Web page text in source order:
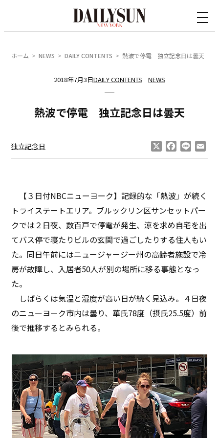
ホーム NEWS DAILY CONTENTS 熱波で停電 独立記念日は曇天
2018年7月3日DAILY CONTENTS NEWS
熱波で停電 独立記念日は曇天
独立記念日 Facebook
Line
【３日付NBCニューヨーク】記録的な「熱波」が続く
トライステートエリア。ブルックリン区サンセットパー
クでは２日夜、数百戸で停電が発生、涼を求め自宅を出
てバス停で寝たりビルの玄関で過ごしたりする住人もい
た。同日午前にはニュージャージー州の高齢者施設で冷
房が故障し、入居者50人が別の場所に移る事態となっ
た。
しばらくは気温と湿度が高い日が続く見込み。４日夜
のニューヨーク市内は曇り、華氏78度（摂氏25.5度）前
後で推移するとみられる。